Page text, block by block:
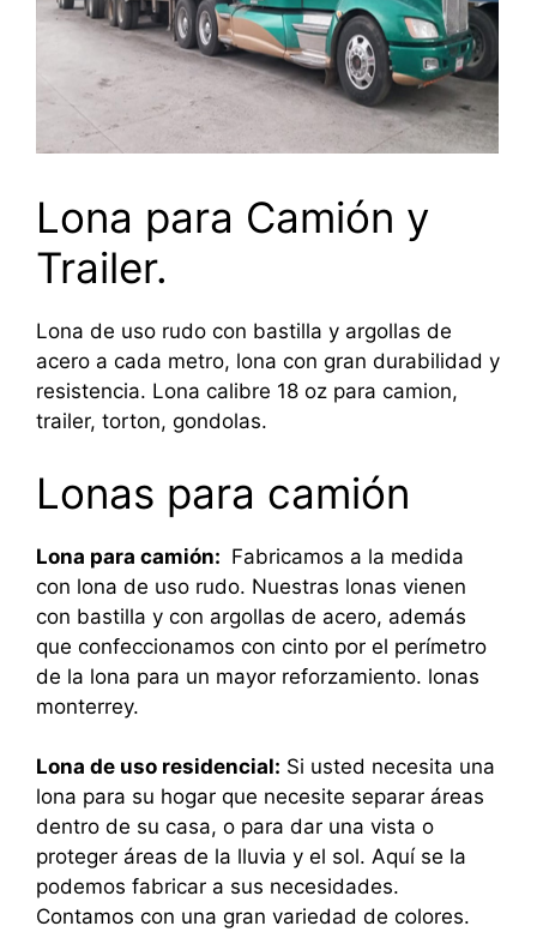
Lona para Camión y
Trailer.
Lona de uso rudo con bastilla y argollas de
acero a cada metro, lona con gran durabilidad y
resistencia. Lona calibre 18 oz para camion,
trailer, torton, gondolas.
Lonas para camión
Lona para camión: Fabricamos a la medida
con lona de uso rudo. Nuestras lonas vienen
con bastilla y con argollas de acero, además
que confeccionamos con cinto por el perímetro
de la lona para un mayor reforzamiento. lonas
monterrey.
Lona de uso residencial: Si usted necesita una
lona para su hogar que necesite separar áreas
dentro de su casa, o para dar una vista o
proteger áreas de la lluvia y el sol. Aquí se la
podemos fabricar a sus necesidades.
Contamos con una gran variedad de colores.